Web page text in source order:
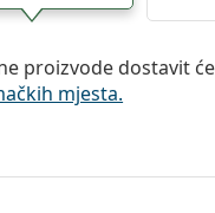
proizvode dostavit
mjesta.